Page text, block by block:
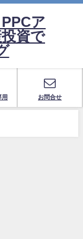
ア
資で
用 お問合せ